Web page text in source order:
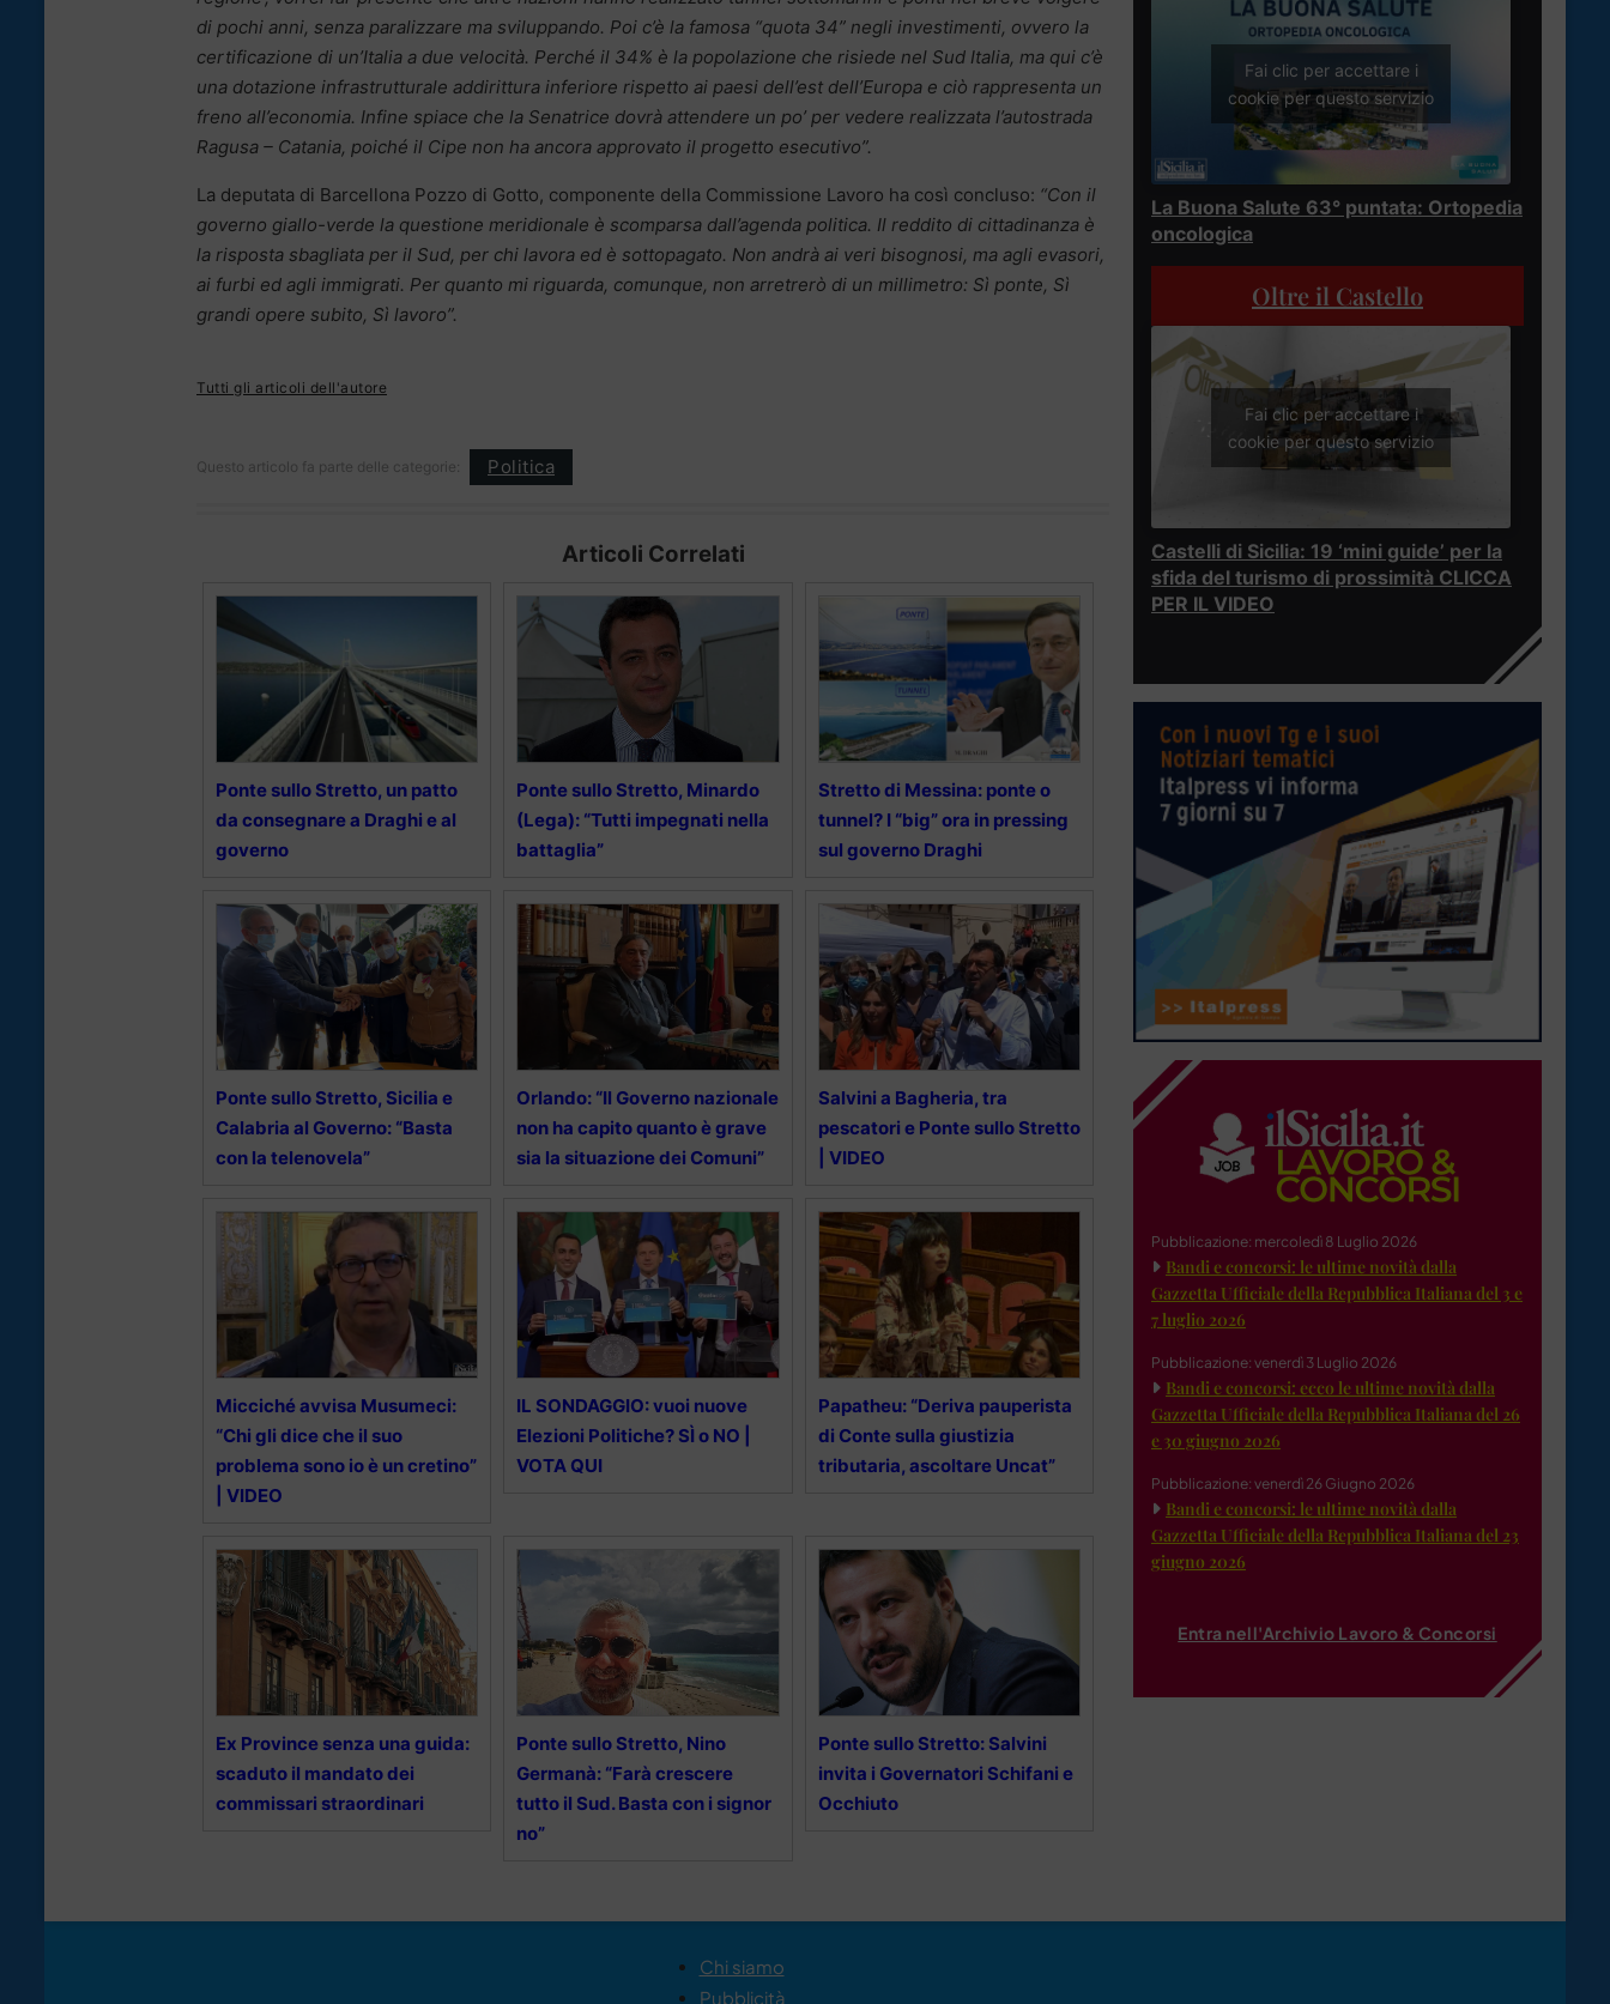
di pochi anni, senza paralizzare ma sviluppando. Poi c’è la famosa “quota 34” negli investimenti, ovvero la
certificazione di un’Italia a due velocità. Perché il 34% è la popolazione che risiede nel Sud Italia, ma qui c’è
una dotazione infrastrutturale addirittura inferiore rispetto ai paesi dell’est dell’Europa e ciò rappresenta un
freno all’economia. Infine spiace che la Senatrice dovrà attendere un po’ per vedere realizzata l’autostrada
Ragusa – Catania, poiché il Cipe non ha ancora approvato il progetto esecutivo”.
La deputata di Barcellona Pozzo di Gotto, componente della Commissione Lavoro ha così concluso: “Con il
governo giallo-verde la questione meridionale è scomparsa dall’agenda politica. Il reddito di cittadinanza è
la risposta sbagliata per il Sud, per chi lavora ed è sottopagato. Non andrà ai veri bisognosi, ma agli evasori,
ai furbi ed agli immigrati. Per quanto mi riguarda, comunque, non arretrerò di un millimetro: Sì ponte, Sì
grandi opere subito, Sì lavoro”.
Tutti gli articoli dell'autore
Questo articolo fa parte delle categorie: Politica
Articoli Correlati
Ponte sullo Stretto, un patto
da consegnare a Draghi e al
governo
Ponte sullo Stretto, Minardo
(Lega): “Tutti impegnati nella
battaglia”
Stretto di Messina: ponte o
tunnel? I “big” ora in pressing
sul governo Draghi
Ponte sullo Stretto, Sicilia e
Calabria al Governo: “Basta
con la telenovela”
Orlando: “Il Governo nazionale
non ha capito quanto è grave
sia la situazione dei Comuni”
Salvini a Bagheria, tra
pescatori e Ponte sullo Stretto
| VIDEO
Micciché avvisa Musumeci:
“Chi gli dice che il suo
problema sono io è un cretino”
| VIDEO
IL SONDAGGIO: vuoi nuove
Elezioni Politiche? SÌ o NO |
VOTA QUI
Papatheu: “Deriva pauperista
di Conte sulla giustizia
tributaria, ascoltare Uncat”
Ex Province senza una guida:
scaduto il mandato dei
commissari straordinari
Ponte sullo Stretto, Nino
Germanà: “Farà crescere
tutto il Sud. Basta con i signor
no”
Ponte sullo Stretto: Salvini
invita i Governatori Schifani e
Occhiuto
Fai clic per accettare i
cookie per questo servizio
La Buona Salute 63° puntata: Ortopedia
oncologica
Oltre il Castello
Fai clic per accettare i
cookie per questo servizio
Castelli di Sicilia: 19 ‘mini guide’ per la
sfida del turismo di prossimità CLICCA
PER IL VIDEO
Pubblicazione: mercoledì 8 Luglio 2026
Bandi e concorsi: le ultime novità dalla
Gazzetta Ufficiale della Repubblica Italiana del 3 e
7 luglio 2026
Pubblicazione: venerdì 3 Luglio 2026
Bandi e concorsi: ecco le ultime novità dalla
Gazzetta Ufficiale della Repubblica Italiana del 26
e 30 giugno 2026
Pubblicazione: venerdì 26 Giugno 2026
Bandi e concorsi: le ultime novità dalla
Gazzetta Ufficiale della Repubblica Italiana del 23
giugno 2026
Entra nell'Archivio Lavoro & Concorsi
Chi siamo
Pubblicità